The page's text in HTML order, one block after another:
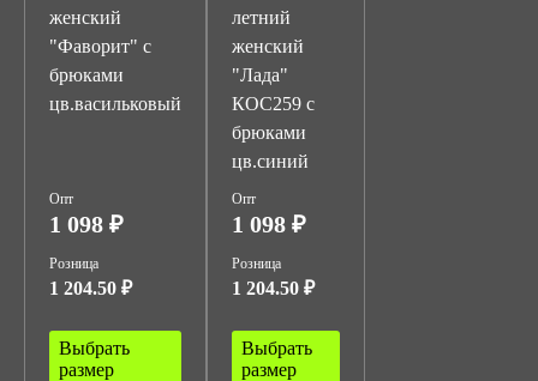
женский
"Фаворит" с
брюками
цв.васильковый
Опт
1 098 ₽
Розница
1 204.50 ₽
Выбрать
размер
летний
женский
"Лада"
КОС259 с
брюками
цв.синий
Опт
1 098 ₽
Розница
1 204.50 ₽
Выбрать
размер